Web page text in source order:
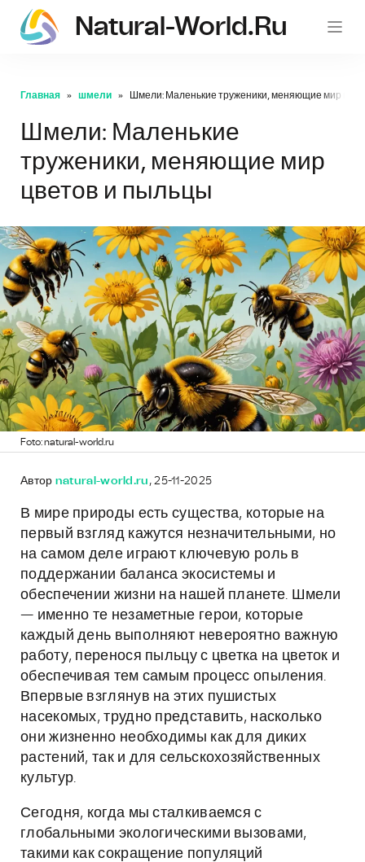
Natural-World.ru
Главная шмели Шмели: Маленькие труженики, меняющие мир
Шмели: Маленькие
труженики, меняющие мир
цветов и пыльцы
Foto: natural-world.ru
Автор natural-world.ru , 25-11-2025
В мире природы есть существа, которые на
первый взгляд кажутся незначительными, но
на самом деле играют ключевую роль в
поддержании баланса экосистемы и
обеспечении жизни на нашей планете. Шмели
— именно те незаметные герои, которые
каждый день выполняют невероятно важную
работу, перенося пыльцу с цветка на цветок и
обеспечивая тем самым процесс опыления.
Впервые взглянув на этих пушистых
насекомых, трудно представить, насколько
они жизненно необходимы как для диких
растений, так и для сельскохозяйственных
культур.
Сегодня, когда мы сталкиваемся с
глобальными экологическими вызовами,
такими как сокращение популяций